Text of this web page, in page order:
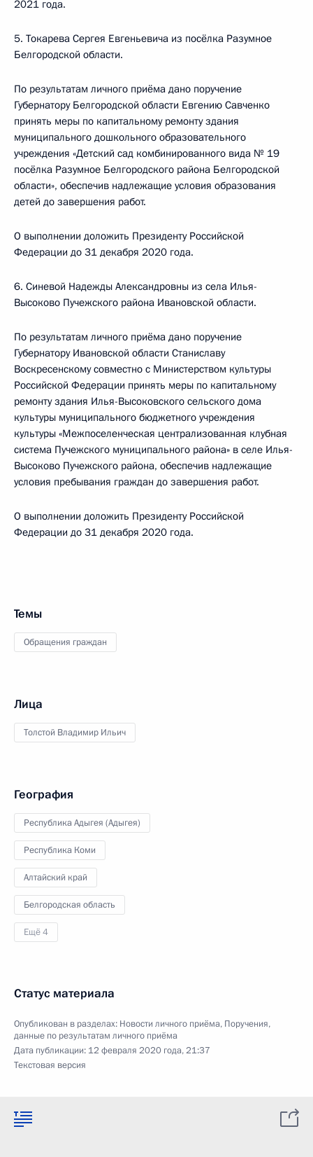
2021 года.
5. Токарева Сергея Евгеньевича из посёлка Разумное
Белгородской области.
По результатам личного приёма дано поручение
Губернатору Белгородской области Евгению Савченко
принять меры по капитальному ремонту здания
муниципального дошкольного образовательного
учреждения «Детский сад комбинированного вида № 19
посёлка Разумное Белгородского района Белгородской
области», обеспечив надлежащие условия образования
детей до завершения работ.
О выполнении доложить Президенту Российской
Федерации до 31 декабря 2020 года.
6. Синевой Надежды Александровны из села Илья-
Высоково Пучежского района Ивановской области.
По результатам личного приёма дано поручение
Губернатору Ивановской области Станиславу
Воскресенскому совместно с Министерством культуры
Российской Федерации принять меры по капитальному
ремонту здания Илья-Высоковского сельского дома
культуры муниципального бюджетного учреждения
культуры «Межпоселенческая централизованная клубная
система Пучежского муниципального района» в селе Илья-
Высоково Пучежского района, обеспечив надлежащие
условия пребывания граждан до завершения работ.
О выполнении доложить Президенту Российской
Федерации до 31 декабря 2020 года.
Темы
Обращения граждан
Лица
Толстой Владимир Ильич
География
Республика Адыгея (Адыгея)
Республика Коми
Алтайский край
Белгородская область
Ещё 4
Статус материала
Опубликован в разделах: Новости личного приёма, Поручения,
данные по результатам личного приёма
Дата публикации: 12 февраля 2020 года, 21:37
Текстовая версия